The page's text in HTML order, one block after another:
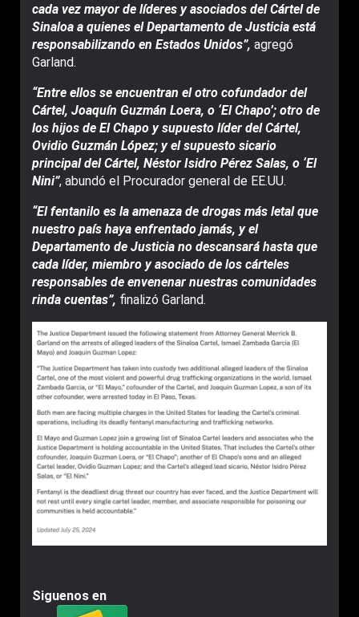
cada vez mayor de líderes y asociados del Cártel de
Sinaloa a quienes el Departamento de Justicia está
responsabilizando en Estados Unidos”, agregó
Garland.
“Entre ellos se encuentran el otro cofundador del
Cártel, Joaquín Guzmán Loera, o ‘El Chapo’; otro de
los hijos de El Chapo y supuesto líder del Cártel,
Ovidio Guzmán López; y el supuesto sicario
principal del Cártel, Néstor Isidro Pérez Salas, o ‘El
Nini”, abundó el Procurador general de EE.UU.
“El fentanilo es la amenaza de drogas más letal que
nuestro país haya enfrentado jamás, y el
Departamento de Justicia no descansará hasta que
cada líder, miembro y asociado de los cárteles
responsables de envenenar nuestras comunidades
rinda cuentas”, finalizó Garland.
Siguenos en